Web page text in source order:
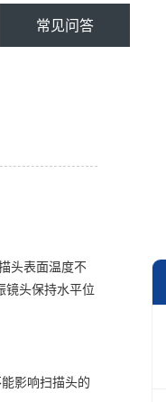
常见问答
头表面温度不
头保持水平位
影响扫描头的